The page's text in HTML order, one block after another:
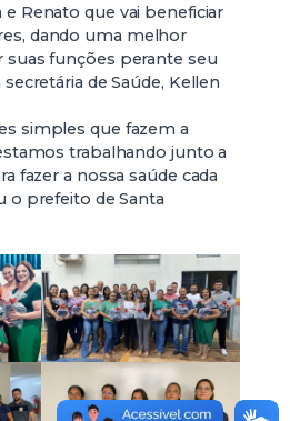
e Renato que vai beneficiar
dando uma melhor
suas funções perante seu
de Saúde, Kellen
simples que fazem a
trabalhando junto a
fazer a nossa saúde cada
o prefeito de Santa